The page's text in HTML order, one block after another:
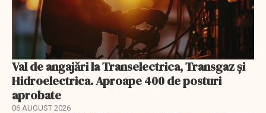
Val de angajări la Transelectrica, Transgaz și
Hidroelectrica. Aproape 400 de posturi
aprobate
06 AUGUST 2026